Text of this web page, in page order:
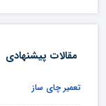
مقالات پیشنهادی
تعمیر چای ساز